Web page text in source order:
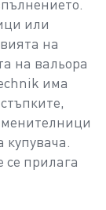
или
на
на вальора
има
купувача.
се прилага